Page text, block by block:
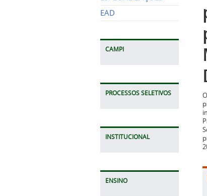
EAD
CAMPI
PROCESSOS SELETIVOS
INSTITUCIONAL
ENSINO